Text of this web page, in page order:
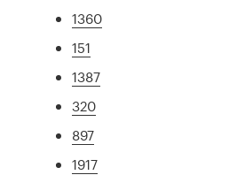
1360
151
1387
320
897
1917